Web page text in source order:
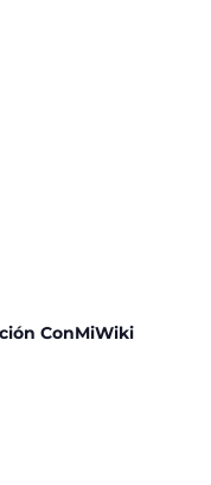
ConMiWiki